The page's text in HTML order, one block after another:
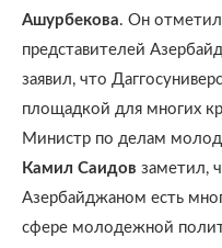
Ашурбекова. Он
представителей
заявил, что
площадкой для многих
Министр по делам
Камил Саидов заметил,
Азербайджаном есть
сфере молодежной